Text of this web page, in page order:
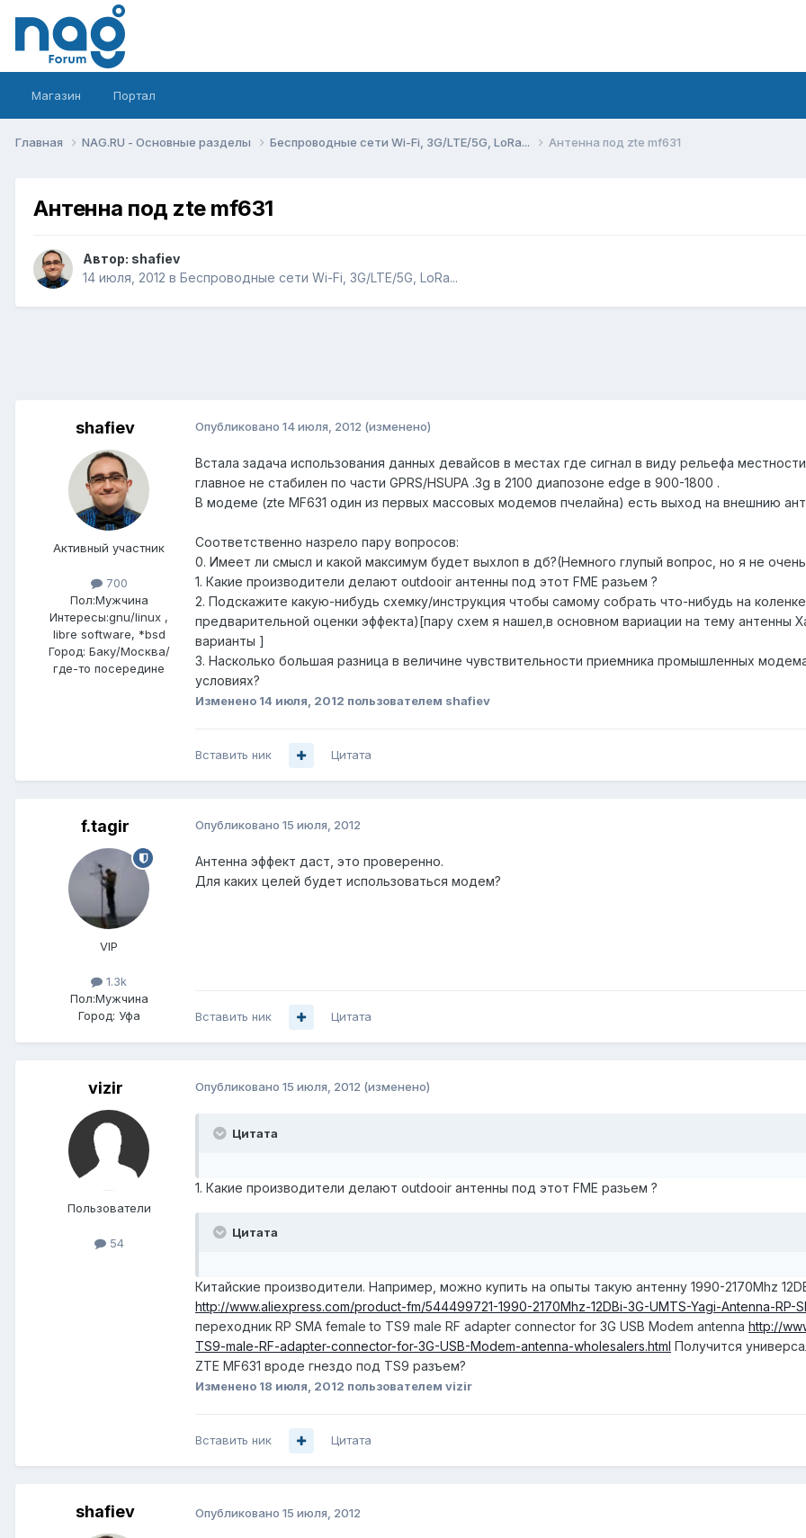
Магазин Портал
Главная NAG.RU - Основные разделы Беспроводные сети Wi-Fi, 3G/LTE/5G, LoRa... Антенна под zte mf631
Антенна под zte mf631
Автор: shafiev
14 июля, 2012 в Беспроводные сети Wi-Fi, 3G/LTE/5G, LoRa...
shafiev
Активный участник
700
Пол:Мужчина
Интересы:gnu/linux ,
libre software, *bsd
Город: Баку/Москва/
где-то посередине
Опубликовано 14 июля, 2012 (изменено)
Встала задача использования данных девайсов в местах где сигнал в виду рельефа
главное не стабилен по части GPRS/HSUPA .3g в 2100 диапозоне edge в 900-1800 .
В модеме (zte MF631 один из первых массовых модемов пчелайна) есть выход на внешнию
Соответственно назрело пару вопросов:
0. Имеет ли смысл и какой максимум будет выхлоп в дб?(Немного глупый вопрос, но я не
1. Какие производители делают outdooir антенны под этот FME разьем ?
2. Подскажите какую-нибудь схемку/инструкция чтобы самому собрать что-нибудь на
предварительной оценки эффекта)[пару схем я нашел,в основном вариации на тему антенны
варианты ]
3. Насколько большая разница в величине чувствительности приемника промышленных
условиях?
Изменено 14 июля, 2012 пользователем shafiev
Вставить ник Цитата
f.tagir
VIP
1.3k
Пол:Мужчина
Город: Уфа
Опубликовано 15 июля, 2012
Антенна эффект даст, это проверенно.
Для каких целей будет использоваться модем?
Вставить ник Цитата
vizir
Пользователи
54
Опубликовано 15 июля, 2012 (изменено)
Цитата
1. Какие производители делают outdooir антенны под этот FME разьем ?
Цитата
Китайские производители. Например, можно купить на опыты такую антенну 1990-2170Mhz
http://www.aliexpress.com/product-fm/544499721-1990-2170Mhz-12DBi-3G-UMTS-Yagi-Antenna-RP-
переходник RP SMA female to TS9 male RF adapter connector for 3G USB Modem antenna http://
TS9-male-RF-adapter-connector-for-3G-USB-Modem-antenna-wholesalers.html Получится
ZTE MF631 вроде гнездо под TS9 разъем?
Изменено 18 июля, 2012 пользователем vizir
Вставить ник Цитата
shafiev Опубликовано 15 июля, 2012